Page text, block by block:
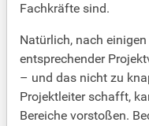
Fachkräfte sind.
Natürlich, nach
entsprechender
– und das nicht zu
Projektleiter schafft,
Bereiche vorstoßen.